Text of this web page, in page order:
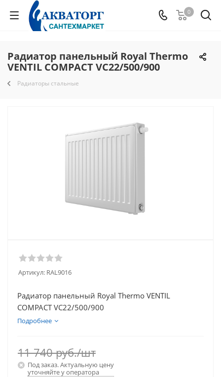
0
Радиатор панельный Royal Thermo
VENTIL COMPACT VC22/500/900
Радиаторы стальные
Артикул: RAL9016
Радиатор панельный Royal Thermo VENTIL
COMPACT VC22/500/900
Подробнее
11 740руб./шт
Под заказ. Актуальную цену
уточняйте у оператора